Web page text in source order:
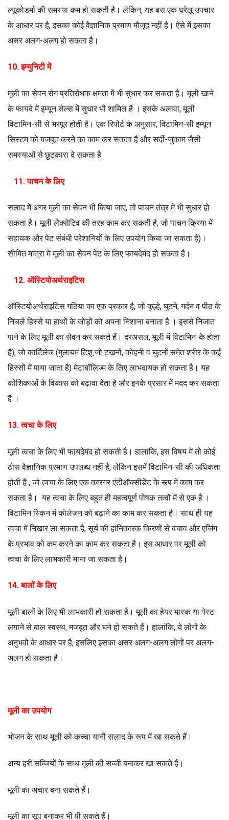
ल्यूकोडर्मा की समस्या कम हो सकती है। लेकिन, यह बस एक घरेलू उपचार
के आधार पर है, इसका कोई वैज्ञानिक प्रमाण मौजूद नहीं है। ऐसे में इसका
असर अलग-अलग हो सकता है।
10. इम्युनिटी में
मूली का सेवन रोग प्रतिरोधक क्षमता में भी सुधार कर सकता है। मूली खाने
के फायदे में इम्यून सेल्स में सुधार भी शामिल है । इसके अलावा, मूली
विटामिन-सी से भरपूर होती है। एक रिपोर्ट के अनुसार, विटामिन-सी इम्यून
सिस्टम को मजबूत करने का काम कर सकता है और सर्दी-जुकाम जैसी
समस्याओं से छुटकारा दे सकता है
11. पाचन के लिए
सलाद में अगर मूली का सेवन भी किया जाए, तो पाचन तंत्र में भी सुधार हो
सकता है। मूली लैक्सेटिव की तरह काम कर सकती है, जो पाचन क्रिया में
सहायक और पेट संबंधी परेशानियों के लिए उपयोग किया जा सकता है)।
सीमित मात्रा में मूली का सेवन पेट के लिए फायदेमंद हो सकता है।
12. ऑस्टियोअर्थराइटिस
ऑस्टियोअर्थराइटिस गठिया का एक प्रकार है, जो कूल्हे, घुटने, गर्दन व पीठ के
निचले हिस्से या हाथों के जोड़ों को अपना निशाना बनाता है । इससे निजात
पाने के लिए मूली का सेवन कर सकते हैं। दरअसल, मूली में विटामिन-के होता
है), जो कार्टिलेज (मुलायम टिशू जो टखनों, कोहनी व घुटनों समेत शरीर के कई
हिस्सों में पाया जाता है) मेटाबॉलिज्म के लिए लाभदायक हो सकता है। यह
कोशिकाओं के विकास को बढ़ावा देता है और इनके प्रसार में मदद कर सकता
है ।
13. त्वचा के लिए
मूली त्वचा के लिए भी फायदेमंद हो सकती है। हालांकि, इस विषय में तो कोई
ठोस वैज्ञानिक प्रमाण उपलब्ध नहीं है, लेकिन इसमें विटामिन-सी की अधिकता
होती है , जो त्वचा के लिए एक कारगर एंटीऑक्सीडेंट के रूप में काम कर
सकता है। यह त्वचा के लिए बहुत ही महत्वपूर्ण पोषक तत्वों में से एक है ।
विटामिन स्किन में कोलेजन को बढ़ाने का काम कर सकता है। साथ ही यह
त्वचा में निखार ला सकता है, सूर्य की हानिकारक किरणों से बचाव और एजिंग
के प्रभाव को कम करने का काम कर सकता है। इस आधार पर मूली को
त्वचा के लिए लाभकारी माना जा सकता है।
14. बालों के लिए
मूली बालों के लिए भी लाभकारी हो सकता है। मूली का हेयर मास्क या पेस्ट
लगाने से बाल स्वस्थ, मजबूत और घने हो सकते हैं। हालांकि, ये लोगों के
अनुभवों के आधार पर है, इसलिए इसका असर अलग-अलग लोगों पर अलग-
अलग हो सकता है।
मूली का उपयोग
भोजन के साथ मूली को कच्चा यानी सलाद के रूप में खा सकते हैं।
अन्य हरी सब्जियों के साथ मूली की सब्जी बनाकर खा सकते हैं।
मूली का अचार बना सकते हैं।
मूली का सूप बनाकर भी पी सकते हैं।